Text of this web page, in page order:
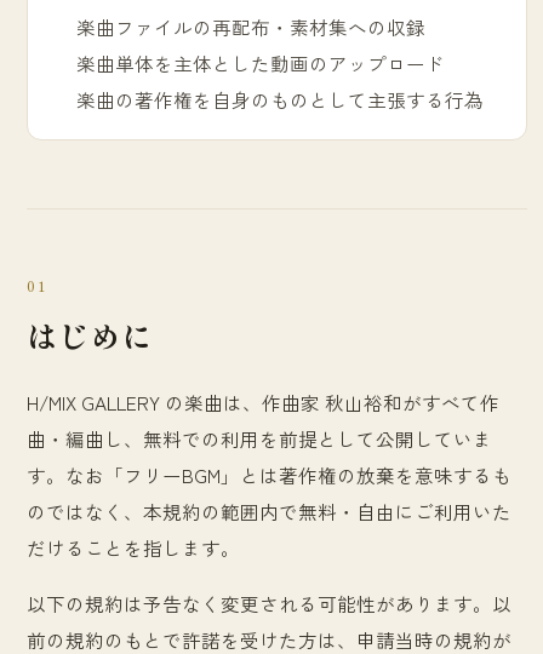
楽曲ファイルの再配布・素材集への収録
楽曲単体を主体とした動画のアップロード
楽曲の著作権を自身のものとして主張する行為
01
はじめに
H/MIX GALLERY の楽曲は、作曲家 秋山裕和がすべて作
曲・編曲し、無料での利用を前提として公開していま
す。なお「フリーBGM」とは著作権の放棄を意味するも
のではなく、本規約の範囲内で無料・自由にご利用いた
だけることを指します。
以下の規約は予告なく変更される可能性があります。以
前の規約のもとで許諾を受けた方は、申請当時の規約が